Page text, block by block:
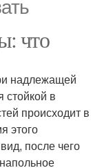
что
надлежащей
стойкой в
происходит в
этого
после чего